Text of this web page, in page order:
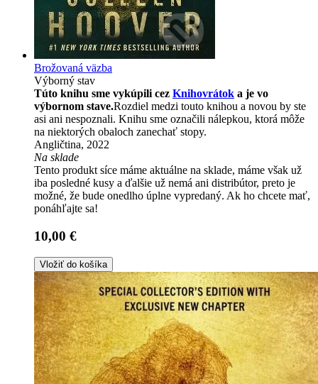
Brožovaná väzba
Výborný stav
Túto knihu sme vykúpili cez Knihovrátok a je vo
výbornom stave.Rozdiel medzi touto knihou a novou by ste
asi ani nespoznali. Knihu sme označili nálepkou, ktorá môže
na niektorých obaloch zanechať stopy.
Angličtina, 2022
Na sklade
Tento produkt síce máme aktuálne na sklade, máme však už
iba posledné kusy a ďalšie už nemá ani distribútor, preto je
možné, že bude onedlho úplne vypredaný. Ak ho chcete mať,
ponáhľajte sa!
10,00 €
Vložiť do košíka